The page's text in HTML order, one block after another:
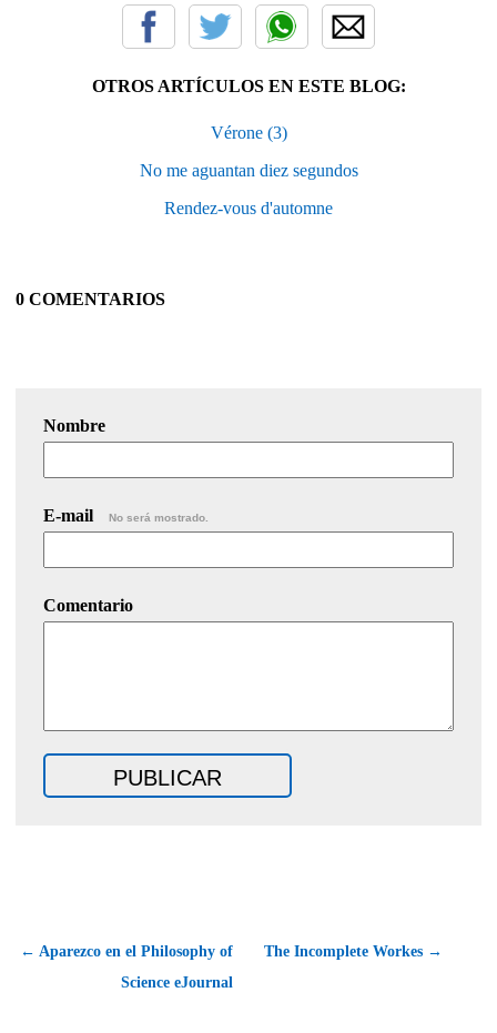
OTROS ARTÍCULOS EN ESTE BLOG:
Vérone (3)
No me aguantan diez segundos
Rendez-vous d'automne
0 COMENTARIOS
Nombre
E-mail No será mostrado.
Comentario
← Aparezco en el Philosophy of
Science eJournal
The Incomplete Workes →